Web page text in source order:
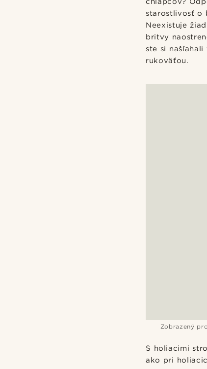
starostlivosť o
Neexistuje
britvy
ste si
rukoväťou.
Zobrazený
S holiacimi
ako pri